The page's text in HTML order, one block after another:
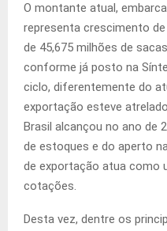
O montante atual,
representa crescimento
de 45,675 milhões de
conforme já posto na
ciclo, diferentemente do
exportação esteve
Brasil alcançou no ano de
de estoques e do aperto
de exportação atua como
cotações.
Desta vez, dentre os